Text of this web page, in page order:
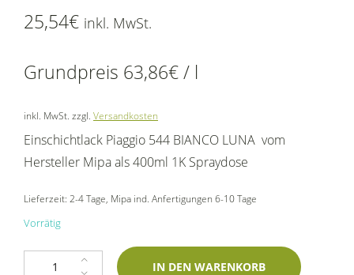
25,54€ inkl. MwSt.
Grundpreis 63,86€/ l
inkl. MwSt. zzgl. Versandkosten
Einschichtlack Piaggio 544 BIANCO LUNA vom
Hersteller Mipa als 400ml 1K Spraydose
Lieferzeit: 2-4 Tage, Mipa ind. Anfertigungen 6-10 Tage
Vorrätig
1K Spraydose Piaggio 544 Bianco Luna 400ml Mipa-Einschichtlack
IN DEN WARENKORB